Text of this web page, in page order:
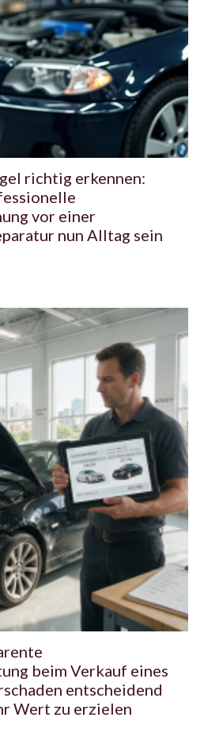
richtig erkennen:
vor einer
nun Alltag sein
beim Verkauf eines
entscheidend
Wert zu erzielen